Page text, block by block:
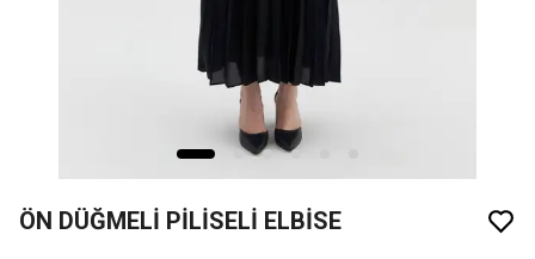
ÖN DÜĞMELİ PİLİSELİ ELBİSE